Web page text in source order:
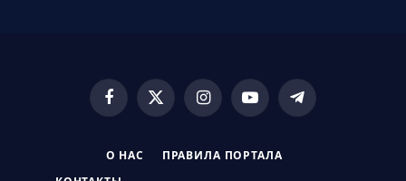
Facebook
X
InstagramYouTubeTelegram
О НАС ПРАВИЛА ПОРТАЛА